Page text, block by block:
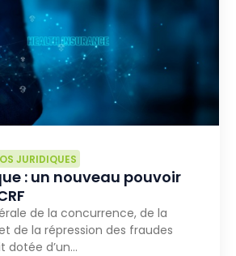
JURIDIQUES
: un nouveau pouvoir
de la concurrence, de la
de la répression des fraudes
dotée d’un…